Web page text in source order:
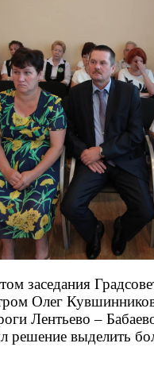
заседания
Олег
Лентьево –
решение выделить